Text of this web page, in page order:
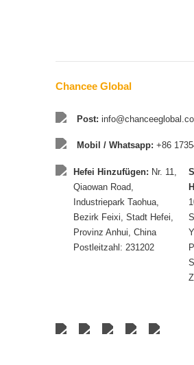
Chancee Global
Post:
Mobil / Whatsapp: +86
Hefei Hinzufügen: Nr. 11,
Qiaowan Road,
Industriepark Taohua,
Bezirk Feixi, Stadt Hefei,
Provinz Anhui, China
Postleitzahl: 231202